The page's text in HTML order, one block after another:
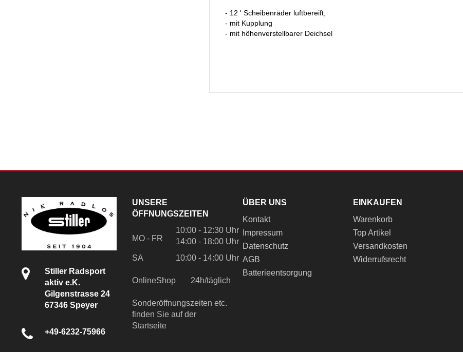
- 12 ' Scheibenräder luftbereift,
- mit Kupplung
- mit höhenverstellbarer Deichsel
Stiller Radsport
aktiv e.K.
Gilgenstrasse 24
67346 Speyer
+49-6232-75966
UNSERE
ÖFFNUNGSZEITEN
MO - FR
10:00 - 12:30 Uhr
14:00 - 18:00 Uhr
SA
10:00 - 14:00 Uhr
OnlineShop 24h/täglich
Sonderöffnungszeiten etc.
finden Sie auf der
Startseite
ÜBER UNS
Kontakt
Impressum
Datenschutz
AGB
Batterieentsorgung
EINKAUFEN
Warenkorb
Top Artikel
Versandkosten
Widerrufsrecht